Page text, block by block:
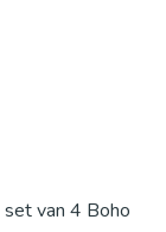
van 4 Boho